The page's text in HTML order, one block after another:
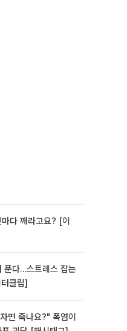
다 깨라고요? [이
푼다…스트레스 잡는
클립]
면 죽나요?" 폭염이